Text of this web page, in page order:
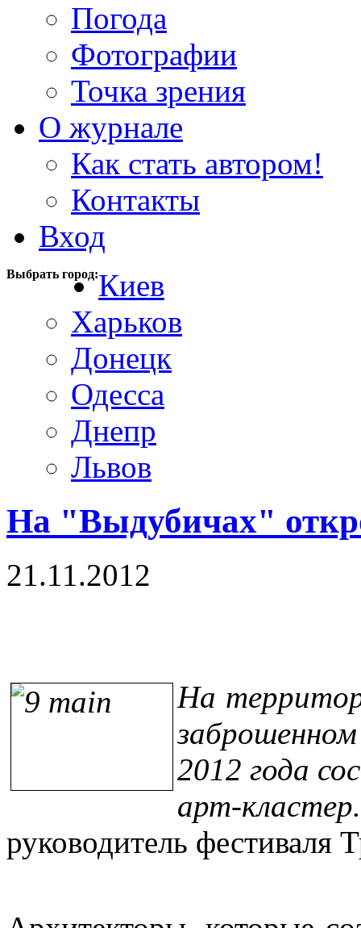
Погода
Фотографии
Точка зрения
О журнале
Как стать автором!
Контакты
Вход
Выбрать город:Киев
Харьков
Донецк
Одесса
Днепр
Львов
На "Выдубичах"
21.11.2012
На
2012 года
арт-кластер.
руководитель фестиваля